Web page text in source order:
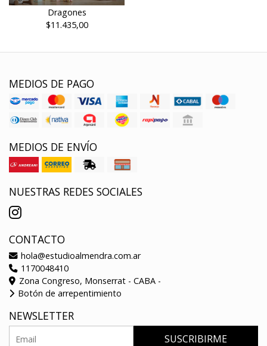
Dragones
$11.435,00
MEDIOS DE PAGO
MEDIOS DE ENVÍO
NUESTRAS REDES SOCIALES
CONTACTO
hola@estudioalmendra.com.ar
1170048410
Zona Congreso, Monserrat - CABA -
Botón de arrepentimiento
NEWSLETTER
SUSCRIBIRME